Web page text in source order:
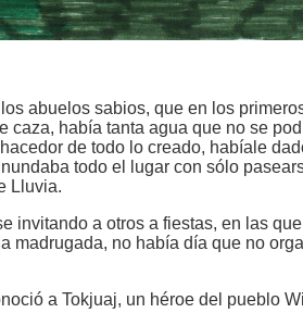
los abuelos sabios, que en los
caza, había tanta agua que no se
de todo lo creado, habíale
todo el lugar con sólo
Lluvia.
invitando a otros a fiestas, en las
madrugada, no había día que no
a Tokjuaj, un héroe del pueblo